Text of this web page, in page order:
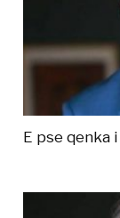
E pse qenka